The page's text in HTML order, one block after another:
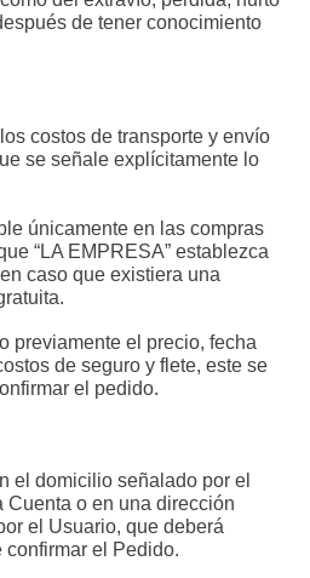
de tener conocimiento
costos de transporte y envío
se señale explícitamente lo
únicamente en las compras
“LA EMPRESA” establezca
caso que existiera una
previamente el precio, fecha
de seguro y flete, este se
el pedido.
el domicilio señalado por el
Cuenta o en una dirección
el Usuario, que deberá
confirmar el Pedido.